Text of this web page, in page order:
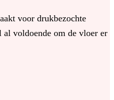
voor drukbezochte
al voldoende om de vloer er